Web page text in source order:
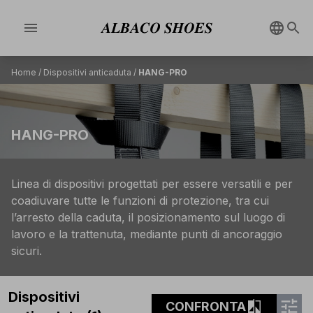
menu
Home / Dispositivi anticaduta / HANG-PRO
HANG-PRO
Linea di dispositivi progettati per essere versatili e per
coadiuvare tutte le funzioni di protezione, tra cui
l’arresto della caduta, il posizionamento sul luogo di
lavoro e la trattenuta, mediante punti di ancoraggio
sicuri.
Dispositivi
CONFRONTAcompare tune